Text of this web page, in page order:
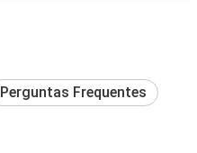
Perguntas Frequentes